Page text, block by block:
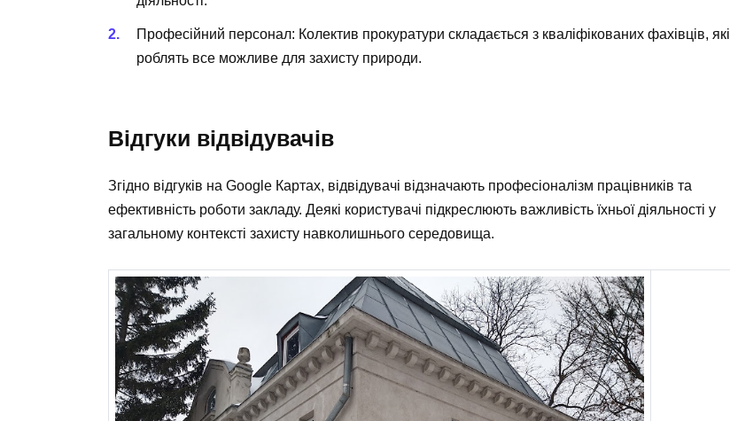
Професійний персонал: Колектив прокуратури складається з кваліфікованих фахівців, які
роблять все можливе для захисту природи.
Відгуки відвідувачів
Згідно відгуків на Google Картах, відвідувачі відзначають професіоналізм працівників та
ефективність роботи закладу. Деякі користувачі підкреслюють важливість їхньої діяльності у
загальному контексті захисту навколишнього середовища.